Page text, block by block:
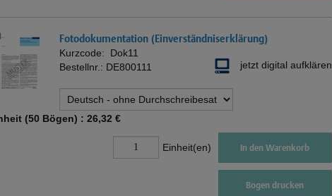
Fotodokumentation (Einverständniserklärung)
Kurzcode: Dok11
Bestellnr.: DE800111 jetzt digital aufklären
(50 Bögen) : 26,32 €
Einheit(en) In den Warenkorb
Bogen drucken